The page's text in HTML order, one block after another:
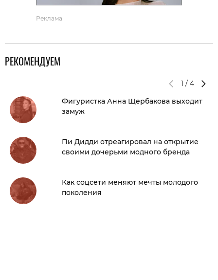
Реклама
РЕКОМЕНДУЕМ
1 / 4
Фигуристка Анна Щербакова выходит
замуж
Пи Дидди отреагировал на открытие
своими дочерьми модного бренда
Как соцсети меняют мечты молодого
поколения